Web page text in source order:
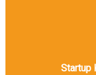
Startup